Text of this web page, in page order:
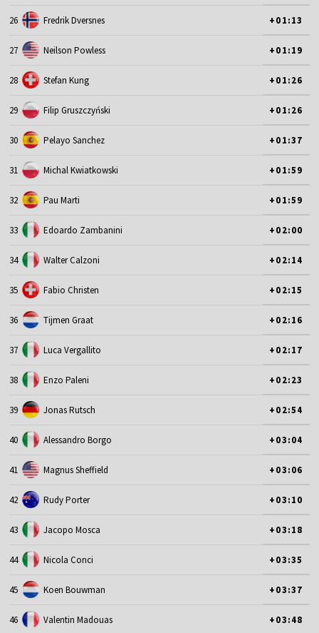
26 Fredrik Dversnes +01:13
27 Neilson Powless +01:19
28 Stefan Kung +01:26
29 Filip Gruszczyński +01:26
30 Pelayo Sanchez +01:37
31 Michal Kwiatkowski +01:59
32 Pau Marti +01:59
33 Edoardo Zambanini +02:00
34 Walter Calzoni +02:14
35 Fabio Christen +02:15
36 Tijmen Graat +02:16
37 Luca Vergallito +02:17
38 Enzo Paleni +02:23
39 Jonas Rutsch +02:54
40 Alessandro Borgo +03:04
41 Magnus Sheffield +03:06
42 Rudy Porter +03:10
43 Jacopo Mosca +03:18
44 Nicola Conci +03:35
45 Koen Bouwman +03:37
46 Valentin Madouas +03:48